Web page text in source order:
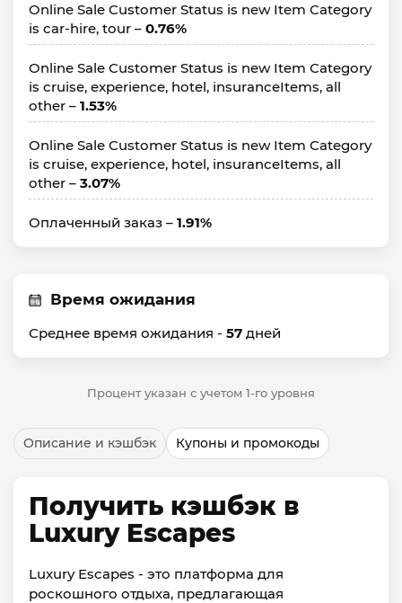
Online Sale Customer Status is new Item Category
is car-hire, tour – 0.76%
Online Sale Customer Status is new Item Category
is cruise, experience, hotel, insuranceItems, all
other – 1.53%
Online Sale Customer Status is new Item Category
is cruise, experience, hotel, insuranceItems, all
other – 3.07%
Оплаченный заказ – 1.91%
Время ожидания
Среднее время ожидания - 57 дней
Процент указан с учетом 1-го уровня
Описание и кэшбэк Купоны и промокоды
Получить кэшбэк в
Luxury Escapes
Luxury Escapes - это платформа для
роскошного отдыха, предлагающая